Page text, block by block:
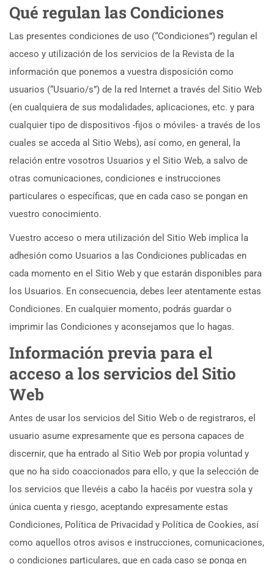
Qué regulan las Condiciones
Las presentes condiciones de uso (“Condiciones”) regulan el
acceso y utilización de los servicios de la Revista de la
información que ponemos a vuestra disposición como
usuarios (“Usuario/s”) de la red Internet a través del Sitio Web
(en cualquiera de sus modalidades, aplicaciones, etc. y para
cualquier tipo de dispositivos -fijos o móviles- a través de los
cuales se acceda al Sitio Webs), así como, en general, la
relación entre vosotros Usuarios y el Sitio Web, a salvo de
otras comunicaciones, condiciones e instrucciones
particulares o específicas, que en cada caso se pongan en
vuestro conocimiento.
Vuestro acceso o mera utilización del Sitio Web implica la
adhesión como Usuarios a las Condiciones publicadas en
cada momento en el Sitio Web y que estarán disponibles para
los Usuarios. En consecuencia, debes leer atentamente estas
Condiciones. En cualquier momento, podrás guardar o
imprimir las Condiciones y aconsejamos que lo hagas.
Información previa para el
acceso a los servicios del Sitio
Web
Antes de usar los servicios del Sitio Web o de registraros, el
usuario asume expresamente que es persona capaces de
discernir, que ha entrado al Sitio Web por propia voluntad y
que no ha sido coaccionados para ello, y que la selección de
los servicios que llevéis a cabo la hacéis por vuestra sola y
única cuenta y riesgo, aceptando expresamente estas
Condiciones, Política de Privacidad y Política de Cookies, así
como aquellos otros avisos e instrucciones, comunicaciones,
o condiciones particulares, que en cada caso se ponga en